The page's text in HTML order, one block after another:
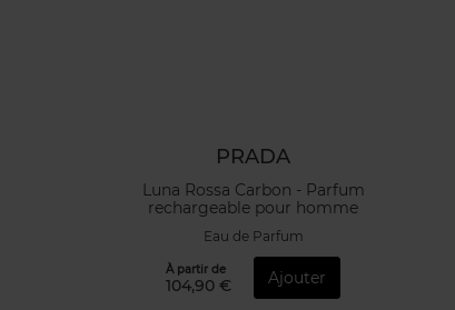
PRADA
Luna Rossa Carbon - Parfum
rechargeable pour homme
Eau de Parfum
À partir de
104,90 € Ajouter